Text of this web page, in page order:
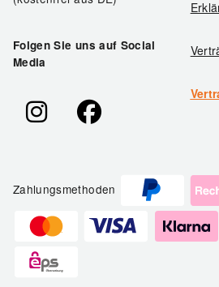
Folgen Sie uns auf Social
Media
Zahlungsmethoden